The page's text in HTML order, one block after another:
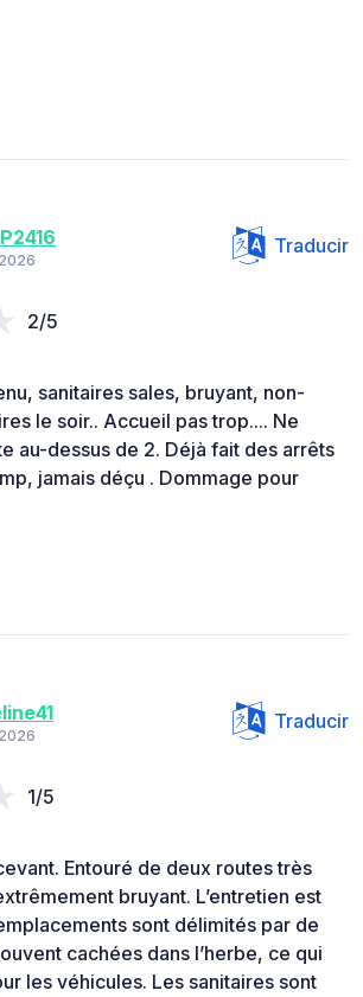
Traducir
2/5
sanitaires sales, bruyant, non-
le soir.. Accueil pas trop.... Ne
au-dessus de 2. Déjà fait des arrêts
jamais déçu . Dommage pour
Traducir
1/5
Entouré de deux routes très
bruyant. L’entretien est
sont délimités par de
cachées dans l’herbe, ce qui
les véhicules. Les sanitaires sont